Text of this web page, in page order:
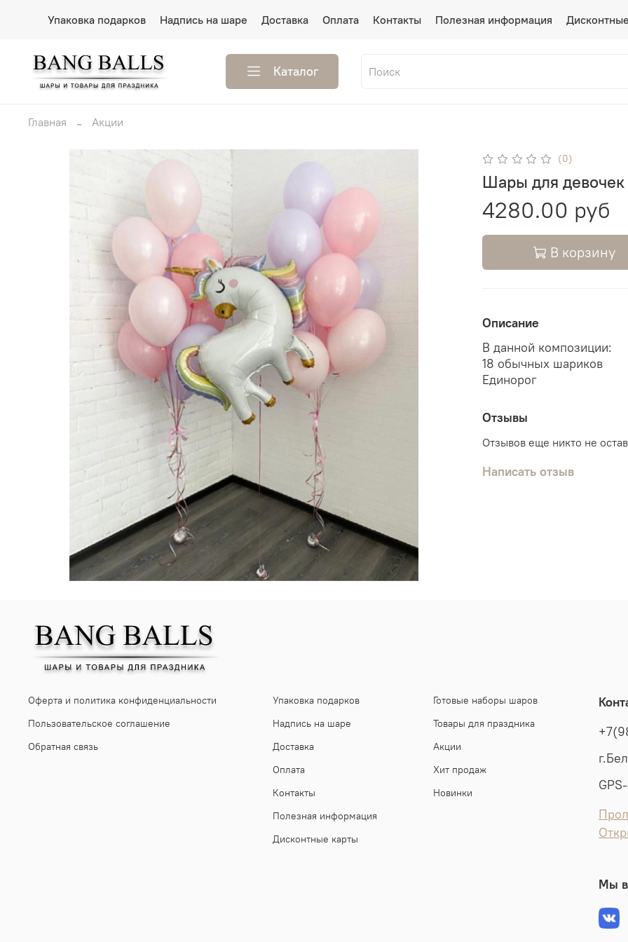
Упаковка подарков Надпись на шаре Доставка Оплата Контакты Полезная информация
Каталог
Главная Акции
(0)
Шары для
4280.00 руб
В корзину
Описание
В данной композиции:
18 обычных шариков
Единорог
Отзывы
Отзывов еще никто не
Написать отзыв
Оферта и политика конфиденциальности
Пользовательское соглашение
Обратная связь
Упаковка подарков
Надпись на шаре
Доставка
Оплата
Контакты
Полезная информация
Дисконтные карты
Готовые наборы шаров
Товары для праздника
Акции
Хит продаж
Новинки
Мы в